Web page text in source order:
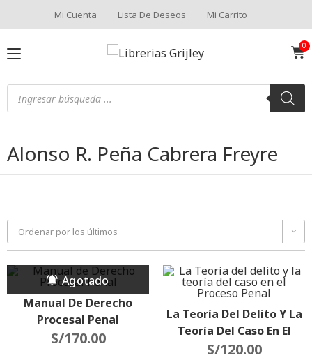
Mi Cuenta Lista De Deseos Mi Carrito
Alonso R. Peña Cabrera Freyre
Ordenar por los últimos
Manual De Derecho
Procesal Penal
S/170.00
La Teoría Del Delito Y La
Teoría Del Caso En El
Proceso Penal
S/120.00